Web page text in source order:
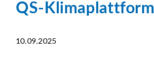
QS-Klimaplattform
10.09.2025